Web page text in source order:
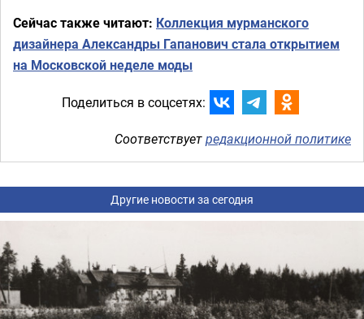
Сейчас также читают: Коллекция мурманского
дизайнера Александры Гапанович стала открытием
на Московской неделе моды
Поделиться в соцсетях:
Соответствуетредакционной политике
Другие новости за сегодня